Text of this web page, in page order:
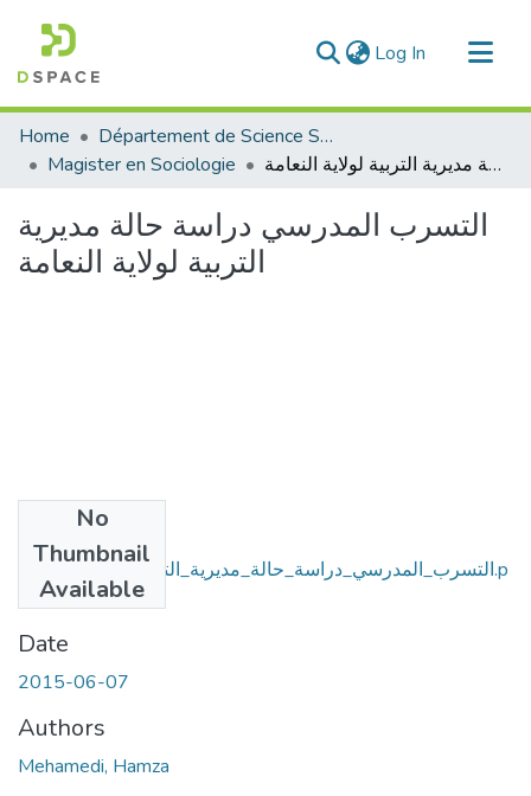
Log In (current)
Communities & Collections
All of DSpace
Home
Département de Science Sociale
Magister en Sociologie
التسرب المدرسي دراسة حالة مديرية التربية لولاية النعامة
التسرب المدرسي دراسة حالة مديرية
التربية لولاية النعامة
No
Thumbnail
Available
التسرب_المدرسي_دراسة_حالة_مديرية_التربية_لولاية_النعامة.p
(4.11 MB)
Date
2015-06-07
Authors
Mehamedi, Hamza